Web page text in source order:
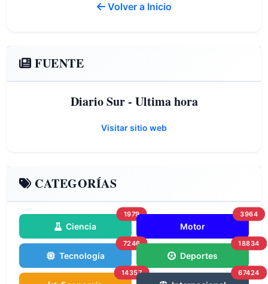
Volver a Inicio
FUENTE
Diario Sur - Ultima hora
Visitar sitio web
CATEGORÍAS
Ciencia
1979
Motor
3964
Tecnología
7246
Deportes
18834
14357 67424